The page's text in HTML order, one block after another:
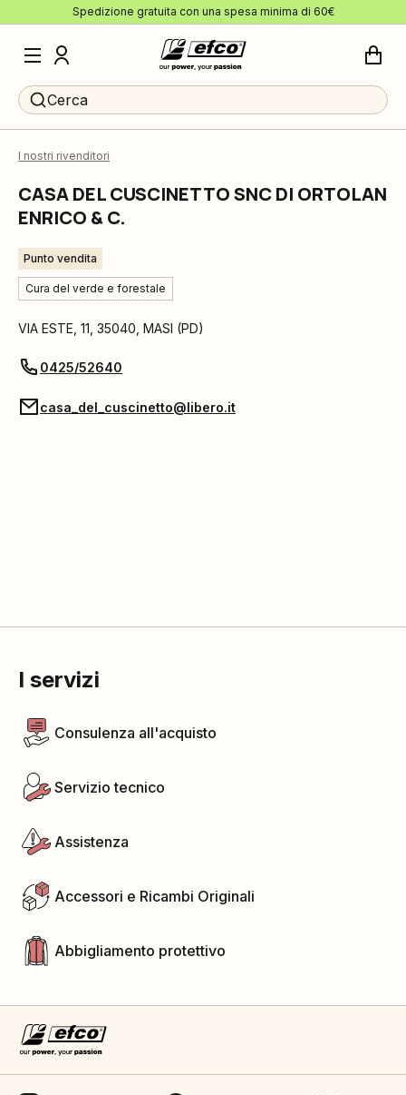
Spedizione gratuita con una spesa minima di 60€
Cerca
I nostri rivenditori
CASA DEL CUSCINETTO SNC DI ORTOLAN
ENRICO & C.
Punto vendita
Cura del verde e forestale
VIA ESTE, 11 35040 MASI (PD)
0425/52640
casa_del_cuscinetto@libero.it
I servizi
Consulenza all'acquisto
Servizio tecnico
Assistenza
Accessori e Ricambi Originali
Abbigliamento protettivo